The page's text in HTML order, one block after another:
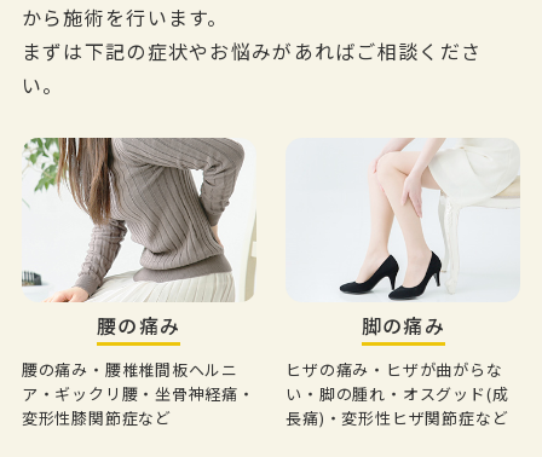
から施術を行います。
まずは下記の症状やお悩みがあればご相談くださ
い。
腰の痛み
腰の痛み・腰椎椎間板ヘルニ
ア・ギックリ腰・坐骨神経痛・
変形性膝関節症など
脚の痛み
ヒザの痛み・ヒザが曲がらな
い・脚の腫れ・オスグッド(成
長痛)・変形性ヒザ関節症など